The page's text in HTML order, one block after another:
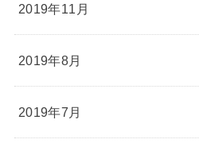
2019年11月
2019年8月
2019年7月